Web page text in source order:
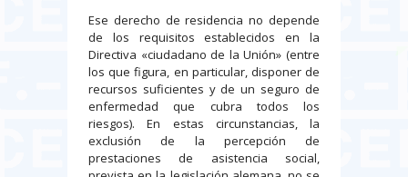
Ese derecho de residencia no depende
de los requisitos establecidos en la
Directiva «ciudadano de la Unión» (entre
los que figura, en particular, disponer de
recursos suficientes y de un seguro de
enfermedad que cubra todos los
riesgos). En estas circunstancias, la
exclusión de la percepción de
prestaciones de asistencia social,